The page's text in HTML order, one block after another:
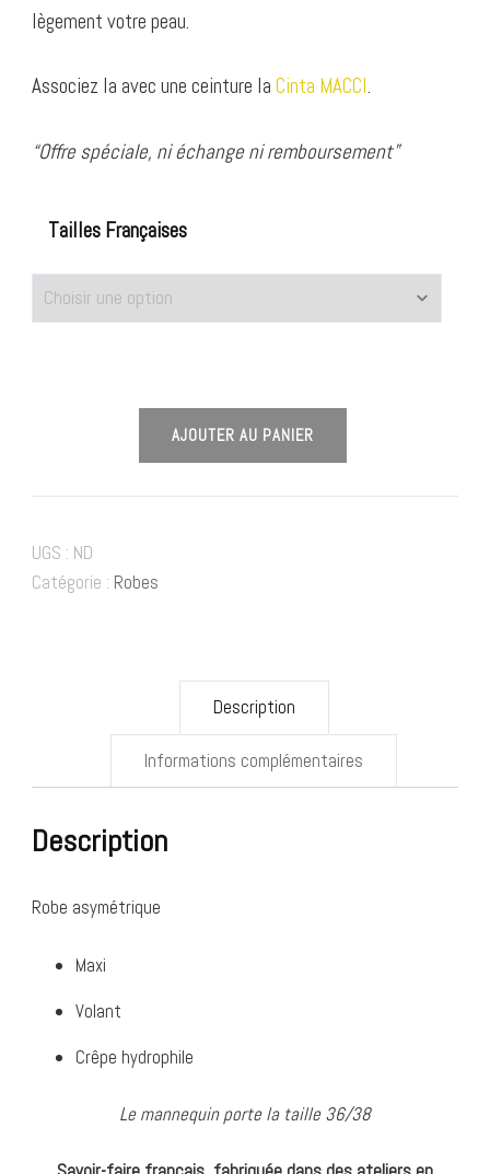
lègement votre peau.
Associez la avec une ceinture la Cinta MACCI.
“Offre spéciale, ni échange ni remboursement”
Tailles Françaises
AJOUTER AU PANIER
UGS : ND
Catégorie : Robes
Description
Informations complémentaires
Description
Robe asymétrique
Maxi
Volant
Crêpe hydrophile
Le mannequin porte la taille 36/38